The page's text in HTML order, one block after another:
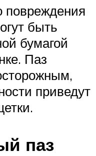
повреждения
быть
бумагой
Паз
приведут
паз